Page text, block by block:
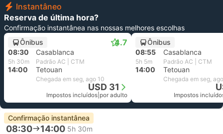
Instantâneo
Reserva de última hora?
Confirmação instantânea nas nossas melhores escolhas
Ônibus
4.7
08:30 Casablanca
5h 30m Padrão AC | CTM
14:00 Tetouan
Chegada em seg, ago 10
USD 31
Impostos incluídos por adulto
Ônibus
08:55
Casablanca
5h 5m Padrão AC | CTM
14:00 Tetouan
Chegada em seg,
Impostos
Confirmação instantânea
08:30 14:00 5h 30m